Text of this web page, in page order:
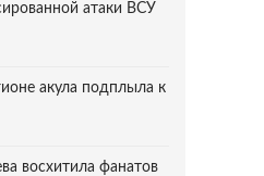
атаки ВСУ
акула подплыла к
восхитила фанатов